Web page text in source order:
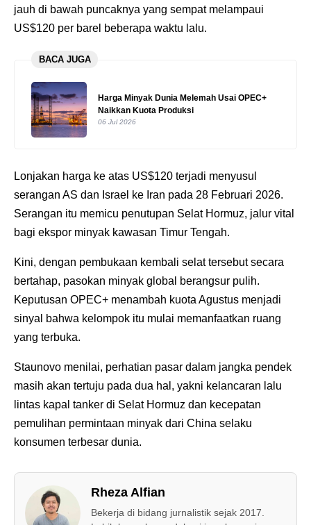
jauh di bawah puncaknya yang sempat melampaui
US$120 per barel beberapa waktu lalu.
BACA JUGA
Harga Minyak Dunia Melemah Usai OPEC+
Naikkan Kuota Produksi
06 Jul 2026
Lonjakan harga ke atas US$120 terjadi menyusul
serangan AS dan Israel ke Iran pada 28 Februari 2026.
Serangan itu memicu penutupan Selat Hormuz, jalur vital
bagi ekspor minyak kawasan Timur Tengah.
Kini, dengan pembukaan kembali selat tersebut secara
bertahap, pasokan minyak global berangsur pulih.
Keputusan OPEC+ menambah kuota Agustus menjadi
sinyal bahwa kelompok itu mulai memanfaatkan ruang
yang terbuka.
Staunovo menilai, perhatian pasar dalam jangka pendek
masih akan tertuju pada dua hal, yakni kelancaran lalu
lintas kapal tanker di Selat Hormuz dan kecepatan
pemulihan permintaan minyak dari China selaku
konsumen terbesar dunia.
Rheza Alfian
Bekerja di bidang jurnalistik sejak 2017.